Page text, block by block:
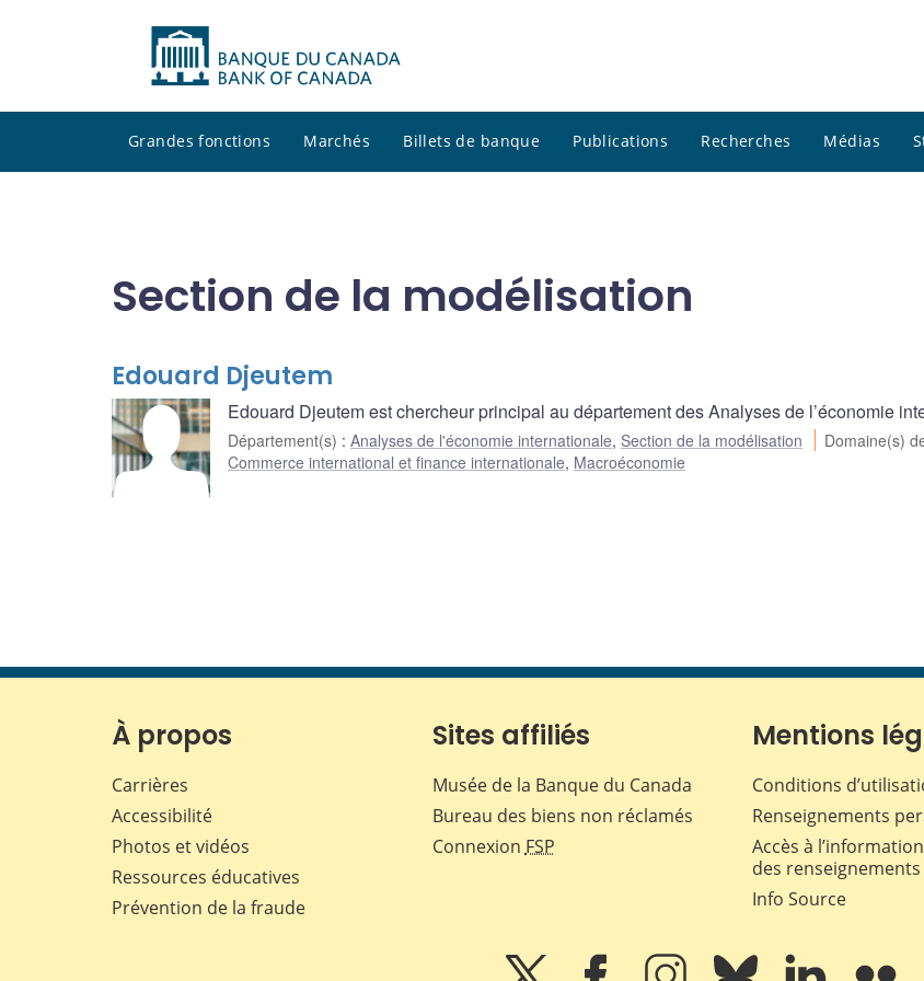
Grandes fonctions Marchés Billets de banque Publications Recherches Médias
Section de la modélisation
Edouard Djeutem
Edouard Djeutem est chercheur principal au département des Analyses de l’économie
Département(s) : Analyses de l'économie internationale, Section de la modélisation Domaine(s)
Commerce international et finance internationale, Macroéconomie
À propos
Carrières
Accessibilité
Photos et vidéos
Ressources éducatives
Prévention de la fraude
Sites affiliés
Musée de la Banque du Canada
Bureau des biens non réclamés
Connexion FSP
Mentions
Conditions
Renseignements
Accès à
des
Info Source